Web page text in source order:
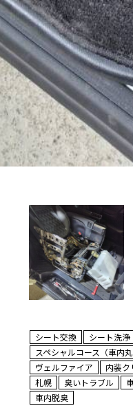
シート交換
シート洗浄
スペシャルコース（車内丸
ヴェルファイア
内装ク
札幌
臭いトラブル
車内脱臭